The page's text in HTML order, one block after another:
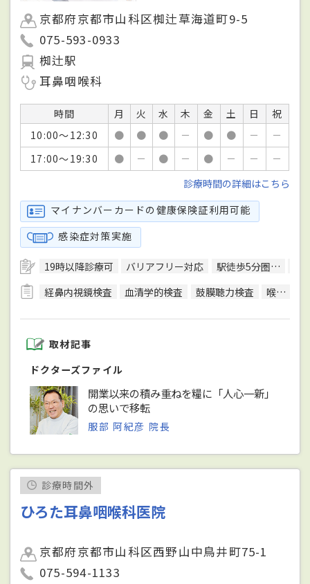
京都府京都市山科区椥辻草海道町9-5
075-593-0933
椥辻駅
耳鼻咽喉科
時間 月 火 水 木 金 土 日
祝
10:00～12:30
● ● ● － ● ● －
－
17:00～19:30
● － ● － ● － －
－
診療時間の詳細はこちら
マイナンバーカードの健康保険証利用可能
感染症対策実施
19時以降診療可 バリアフリー対応 駅徒歩5分圏内
経鼻内視鏡検査
血清学的検査 鼓膜聴力検査 喉頭鏡検査
取材記事
ドクターズファイル
開業以来の積み重ねを糧に「人心一新」
の思いで移転
服部 阿紀彦 院長
診療時間外
ひろた耳鼻咽喉科医院
京都府京都市山科区西野山中鳥井町75-1
075-594-1133